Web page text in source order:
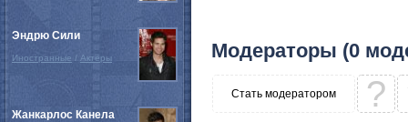
Модераторы (0
Стать модератором ?
Эндрю Сили
Иностранные / Актёры
Жанкарлос Канела